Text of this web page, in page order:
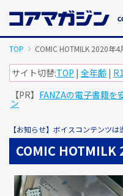
TOP COMIC HOTMILK 2020年4
サイト切替:TOP | 全年齢 |
【PR】 FANZAの電子書籍を
ン
【お知らせ】ボイスコンテンツ
COMIC HOTMILK